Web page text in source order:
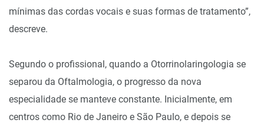
mínimas das cordas vocais e suas formas de tratamento”,
descreve.
Segundo o profissional, quando a Otorrinolaringologia se
separou da Oftalmologia, o progresso da nova
especialidade se manteve constante. Inicialmente, em
centros como Rio de Janeiro e São Paulo, e depois se